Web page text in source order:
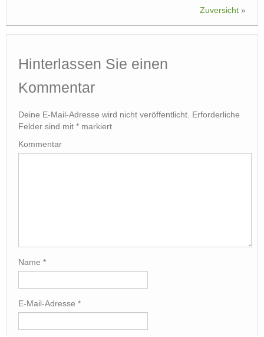
Zuversicht »
Hinterlassen Sie einen
Kommentar
Deine E-Mail-Adresse wird nicht veröffentlicht. Erforderliche
Felder sind mit * markiert
Kommentar
Name *
E-Mail-Adresse *